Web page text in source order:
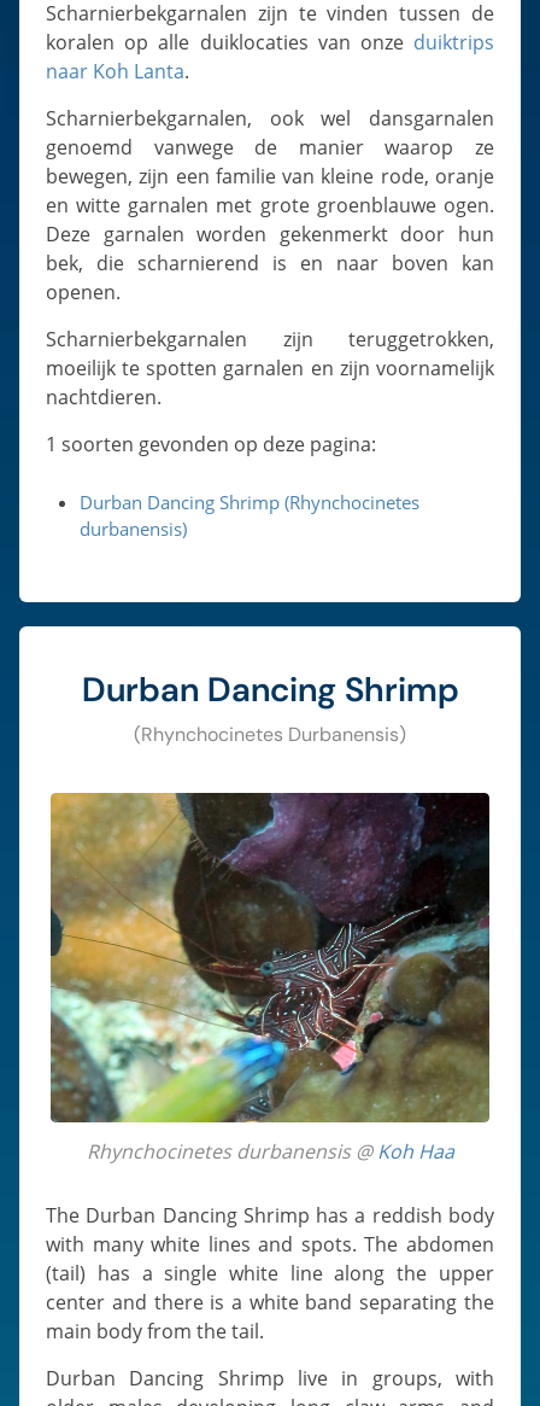
Slugs & Snails
Sea Stars, Urchins & Sea Cucumbers
Clams & Oysters
Sponges
Bristle Worms
Jellyfish
Scharnierbekgarnalen zijn te vinden tussen de
koralen op alle duiklocaties van onze duiktrips
naar Koh Lanta.
Scharnierbekgarnalen, ook wel dansgarnalen
genoemd vanwege de manier waarop ze
bewegen, zijn een familie van kleine rode, oranje
en witte garnalen met grote groenblauwe ogen.
Deze garnalen worden gekenmerkt door hun
bek, die scharnierend is en naar boven kan
openen.
Scharnierbekgarnalen zijn teruggetrokken,
moeilijk te spotten garnalen en zijn voornamelijk
nachtdieren.
1 soorten gevonden op deze pagina:
Durban Dancing Shrimp (Rhynchocinetes
durbanensis)
Durban Dancing Shrimp
(Rhynchocinetes Durbanensis)
Rhynchocinetes durbanensis @Koh Haa
The Durban Dancing Shrimp has a reddish body
with many white lines and spots. The abdomen
(tail) has a single white line along the upper
center and there is a white band separating the
main body from the tail.
Durban Dancing Shrimp live in groups, with